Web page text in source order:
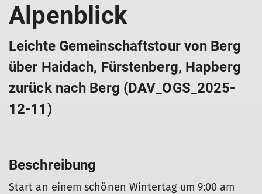
Alpenblick
Leichte Gemeinschaftstour von Berg
über Haidach, Fürstenberg, Hapberg
zurück nach Berg (DAV_OGS_2025-
12-11)
Beschreibung
Start an einem schönen Wintertag um 9:00 am